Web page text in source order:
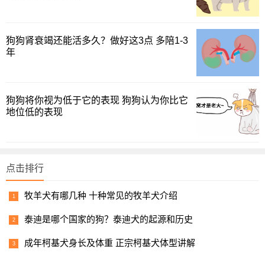
狗狗肾衰竭还能活多久？做好这3点 多陪1-3
年
狗狗将你视为低于它的表现 狗狗认为你比它
地位低的表现
点击排行
牧羊犬有哪几种 十种常见的牧羊犬介绍
泰迪是哪个国家的狗？泰迪犬的起源和历史
成年柯基犬身长及体重 正宗柯基犬体型讲解